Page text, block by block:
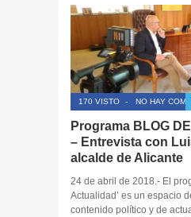
170 VISTO - NO HAY
Programa BLOG
– Entrevista con
alcalde de Alicante
24 de abril de 2018.- El
Actualidad’ es un espacio
contenido político y de